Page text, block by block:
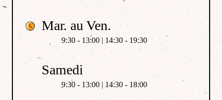
Mar. au Ven.
9:30 - 13:00 | 14:30 - 19:30
Samedi
9:30 - 13:00 | 14:30 - 18:00